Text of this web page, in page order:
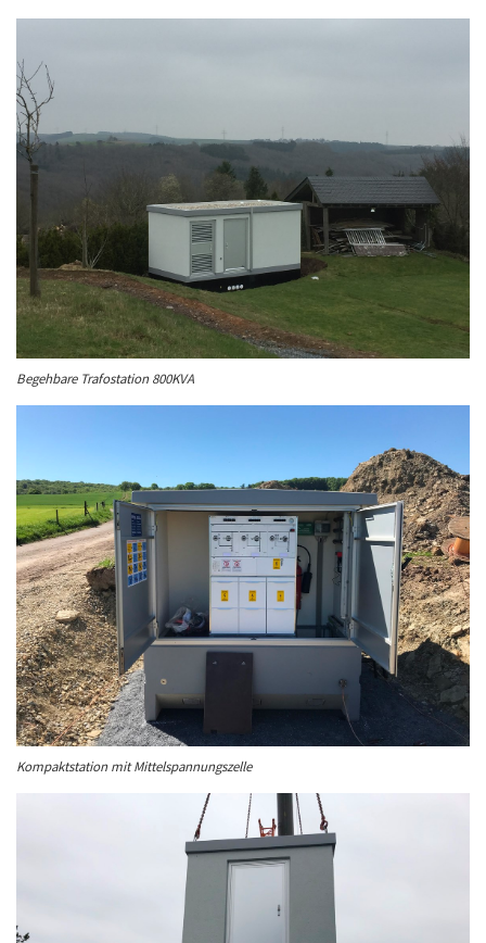
Begehbare Trafostation 800KVA
Kompaktstation mit Mittelspannungszelle